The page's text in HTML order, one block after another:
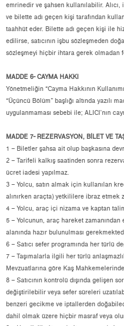
emrinedir ve şahsen kullanılabilir.
ve bilette adı geçen kişi tarafından
taahhüt eder. Bilette adı geçen kişi ile
edilirse, satıcının işbu sözleşmeden
sözleşmeyi hiçbir ihtara gerek olmadan
MADDE 6- CAYMA HAKKI
Yönetmeliğin “Cayma Hakkının
“Üçüncü Bölüm” başlığı altında yazılı
uygulanmaması sebebi ile; ALICI’nın
MADDE 7- REZERVASYON, BİLET VE
1 – Biletler şahsa ait olup başkasına
2 – Tarifeli kalkış saatinden sonra
ücret iadesi yapılmaz.
3 – Yolcu, satın almak için kullanılan
alınırken araçta) yetkililere ibraz etmek
4 – Yolcu, araç içi nizama ve kaptan
5 – Yolcunun, araç hareket
alanında hazır bulunulması
6 – Satıcı sefer programında her türlü
7 – Taşımalarla ilgili her türlü
Mevzuatlarına göre Kaş
8 – Satıcının kontrolü dışında gelişen
değiştirilebilir veya sefer süreleri
benzeri gecikme ve iptallerden
dahil olmak üzere hiçbir masraf veya